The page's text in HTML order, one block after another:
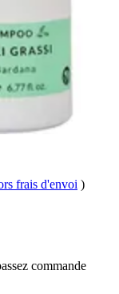
frais d'envoi )
commande